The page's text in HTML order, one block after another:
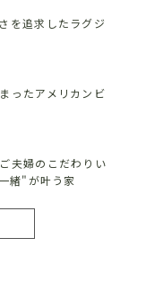
を追求したラグジ
ったアメリカンビ
夫婦のこだわりい
緒"が叶う家